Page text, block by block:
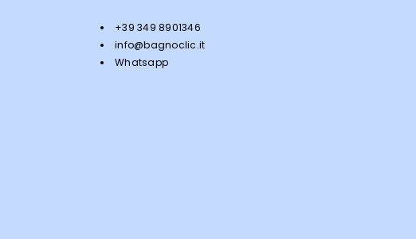
+39 349 8901346
info@bagnoclic.it
Whatsapp